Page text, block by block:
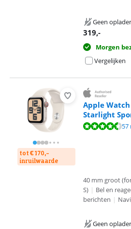
Geen
319,-
Morgen
Vergelijken
tot € 170,-
inruilwaarde
Apple Watch
Starlight
Beoordeling is 8,6 van de 10, gebaseerd op
57
40 mm groot
S) | Bel en
berichten |
Geen